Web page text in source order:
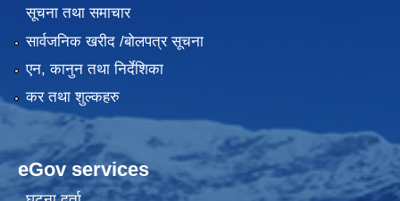
सूचना तथा समाचार
सार्वजनिक खरीद /बोलपत्र सूचना
एन, कानुन तथा निर्देशिका
कर तथा शुल्कहरु
eGov services